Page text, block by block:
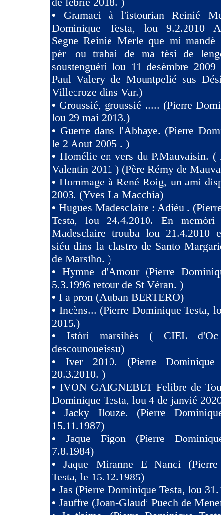
• Gramaci à l'istourian Reinié
Dominique Testa, lou 9.2.2010
Segne Reinié Merle que mi mandè
pèr lou trabai de ma tèsi de
soustenguèri lou 11 desèmbre
Paul Valery de Mountpelié sus
Villecroze dins Var.)
• Groussié, groussié ..... (Pierre
lou 29 mai 2013.)
• Guerre dans l'Abbaye. (Pierre
le 2 Aout 2005 . )
• Homélie en vers du P.Mauvaisin. (
Valentin 2011 ) (Père Rémy de
•Hommage à René Roig, un ami
2003. (Yves La Macchia)
• Hugues Madesclaire : Adiéu .
Testa, lou 24.4.2010. En memòri
Madesclaire trouba lou 21.4.2010
siéu dins la clastro de Santo
de Marsiho. )
•Hymne d'Amour (Pierre
5.3.1996 retour de St Véran. )
• I a pron (Auban BERTERO)
• Incèns... (Pierre Dominique Testa,
2015.)
• Istòri marsihès ( CIEL
descounoueissu)
• Iver 2010. (Pierre
20.3.2010. )
• IVON GAIGNEBET Felibre de
Dominique Testa, lou 4 de janvié
•Jacky Ilouze. (Pierre
15.11.1987)
• Jaque Figon (Pierre
7.8.1984)
•Jaque Miranne E Nanci (Pierre
Testa, le 15.12.1985)
• Jas (Pierre Dominique Testa, lou
• Jauffre (Joan-Glaudi Puech de